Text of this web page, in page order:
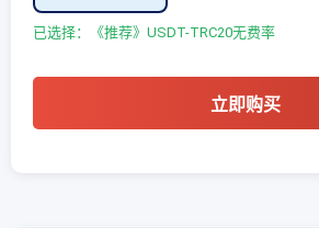
已选择：《推荐》USDT-TRC20无费率
立即购买